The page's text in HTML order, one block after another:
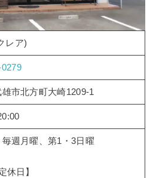
レア)
市北方町大崎1209-1
毎週月曜、第1・3日曜
休日】